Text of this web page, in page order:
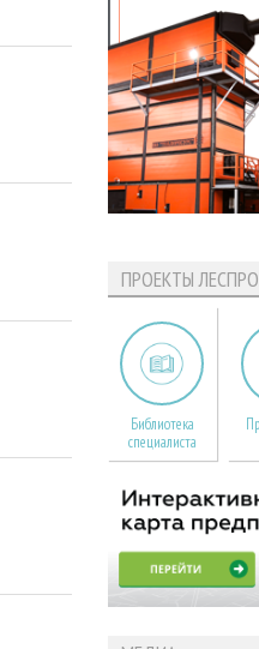
ПРОЕКТЫ
Библиотека
специалиста